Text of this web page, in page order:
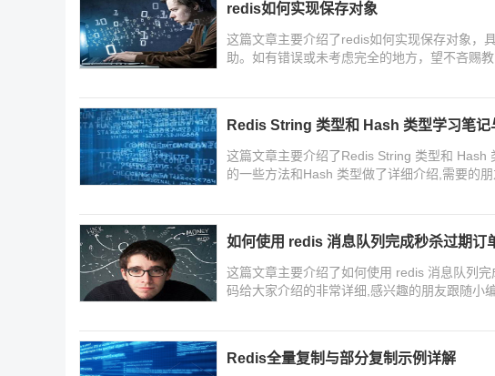
redis如何实现保存对象
这篇文章主要介绍了redis如何实现保存对象，
助。如有错误或未考虑完全的地方，望不吝赐教
Redis String 类型和 Hash 类型学习笔记
这篇文章主要介绍了Redis String 类型和 Hash
的一些方法和Hash 类型做了详细介绍,需要的
如何使用 redis 消息队列完成秒杀过期订
这篇文章主要介绍了如何使用 redis 消息队列
码给大家介绍的非常详细,感兴趣的朋友跟随小
Redis全量复制与部分复制示例详解